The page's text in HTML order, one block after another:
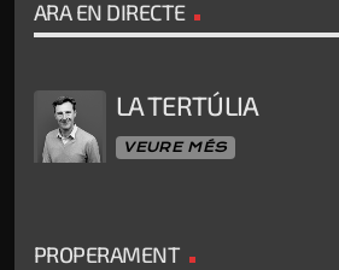
ARA EN DIRECTE
LA TERTÚLIA
VEURE MÉS
PROPERAMENT